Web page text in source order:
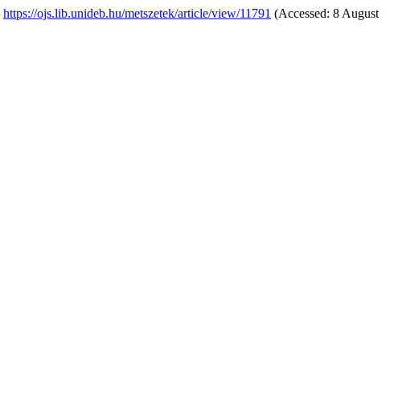
https://ojs.lib.unideb.hu/metszetek/article/view/11791 (Accessed: 8 August